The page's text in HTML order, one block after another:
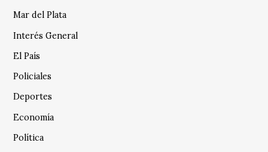
Mar del Plata
Interés General
El País
Policiales
Deportes
Economía
Política